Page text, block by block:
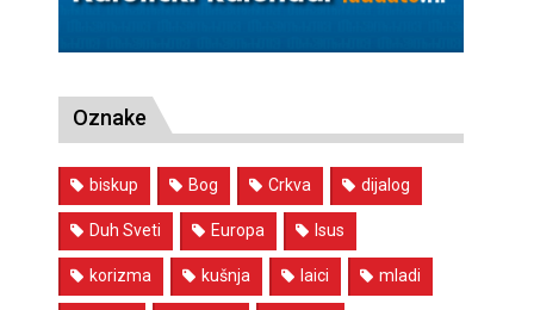
Oznake
biskup Bog Crkva dijalog
Duh Sveti Europa Isus
korizma kušnja laici mladi